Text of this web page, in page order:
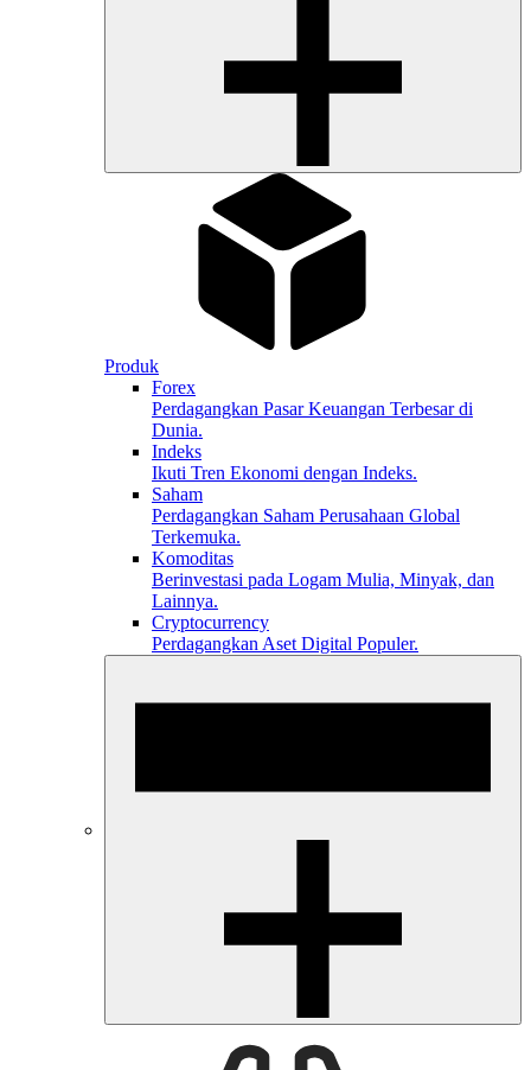
Produk
Forex
Perdagangkan Pasar Keuangan Terbesar di
Dunia.
Indeks
Ikuti Tren Ekonomi dengan Indeks.
Saham
Perdagangkan Saham Perusahaan Global
Terkemuka.
Komoditas
Berinvestasi pada Logam Mulia, Minyak, dan
Lainnya.
Cryptocurrency
Perdagangkan Aset Digital Populer.